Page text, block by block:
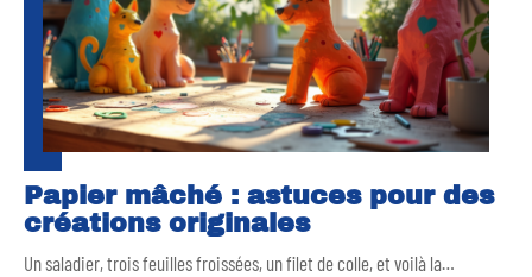
Papier mâché : astuces pour des
créations originales
Un saladier, trois feuilles froissées, un filet de colle, et voilà la…